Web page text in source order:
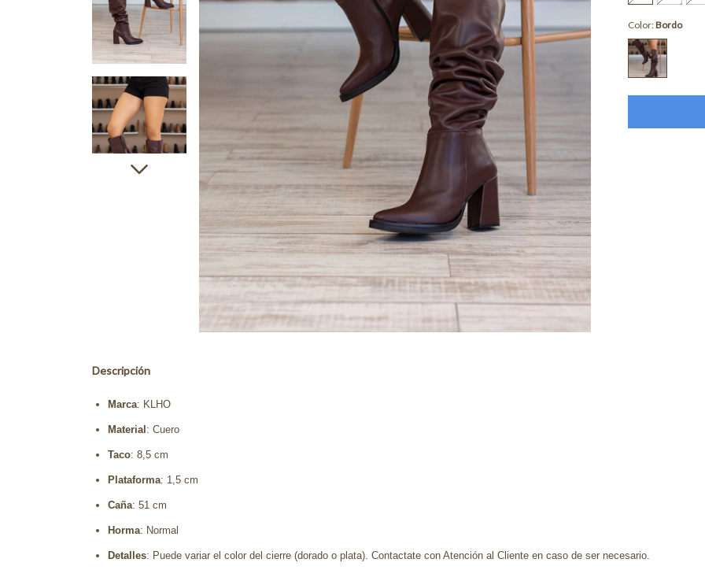
Color:Bordo
Descripción
Marca: KLHO
Material : Cuero
Taco: 8,5 cm
Plataforma: 1,5 cm
Caña: 51 cm
Horma: Normal
Detalles: Puede variar el color del cierre (dorado o plata). Contactate con Atención al Cliente en caso de ser necesario.